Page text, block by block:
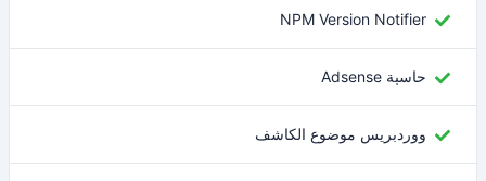
NPM Version Notifier
حاسبة Adsense
ووردبريس موضوع الكاشف